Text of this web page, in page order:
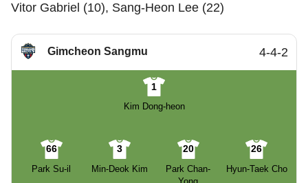
Vitor Gabriel (10), Sang-Heon Lee (22)
Gimcheon Sangmu 4-4-2
1
Kim Dong-heon
66
Park Su-il
3
Min-Deok Kim
20
Park Chan-
26
Hyun-Taek Cho